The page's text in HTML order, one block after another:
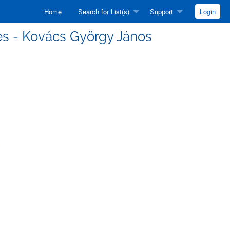
Home Search for List(s) Support Login
- Kovács György János